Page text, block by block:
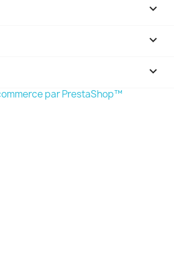


keyboard_arrow_down
par PrestaShop™